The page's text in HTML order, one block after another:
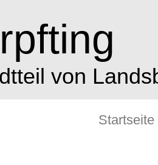
von
Startseite